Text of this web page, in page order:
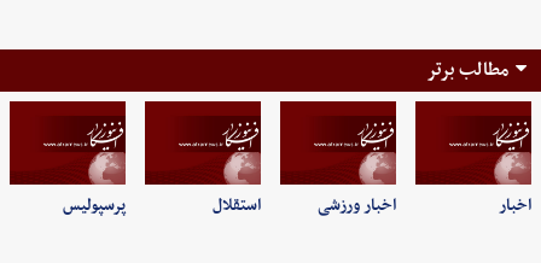
مطالب برتر
اخبار اخبار ورزشی استقلال پرسپولیس